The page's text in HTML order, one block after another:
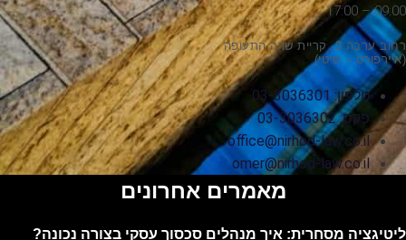
09:00 – 17:00
רחוב ערבה 3, קריית שדה התעופה
(איירפורט – סיטי)
טלפון: 03-3036301
פקס: 03-3036302
office@nirhod-law.co.il
omer@nirhod-law.co.il
מאמרים אחרונים
ליטיגציה מסחרית: איך מנהלים סכסוך עסקי בצורה נכונה?